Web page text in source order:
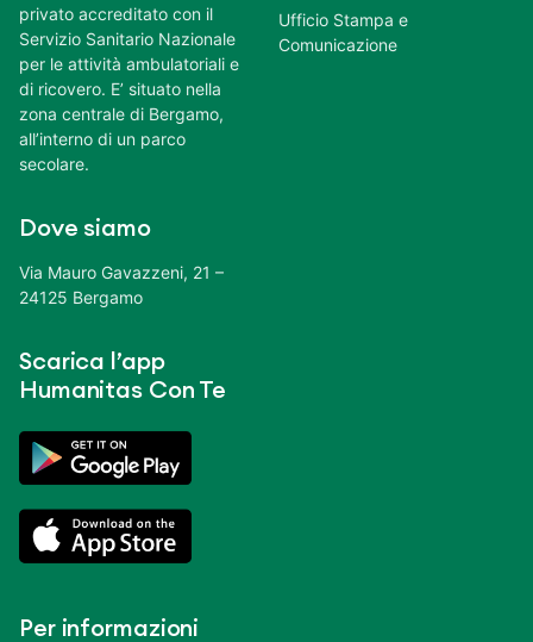
privato accreditato con il
Servizio Sanitario Nazionale
per le attività ambulatoriali e
di ricovero. E’ situato nella
zona centrale di Bergamo,
all’interno di un parco
secolare.
Dove siamo
Via Mauro Gavazzeni, 21 –
24125 Bergamo
Scarica l’app
Humanitas Con Te
Per informazioni
Ufficio Stampa e
Comunicazione